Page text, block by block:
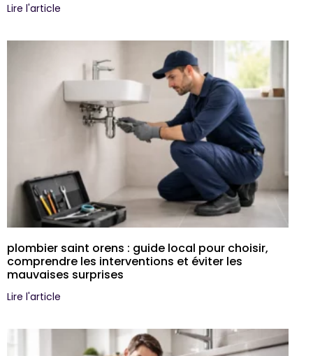
Lire l'article
plombier saint orens : guide local pour choisir,
comprendre les interventions et éviter les
mauvaises surprises
Lire l'article